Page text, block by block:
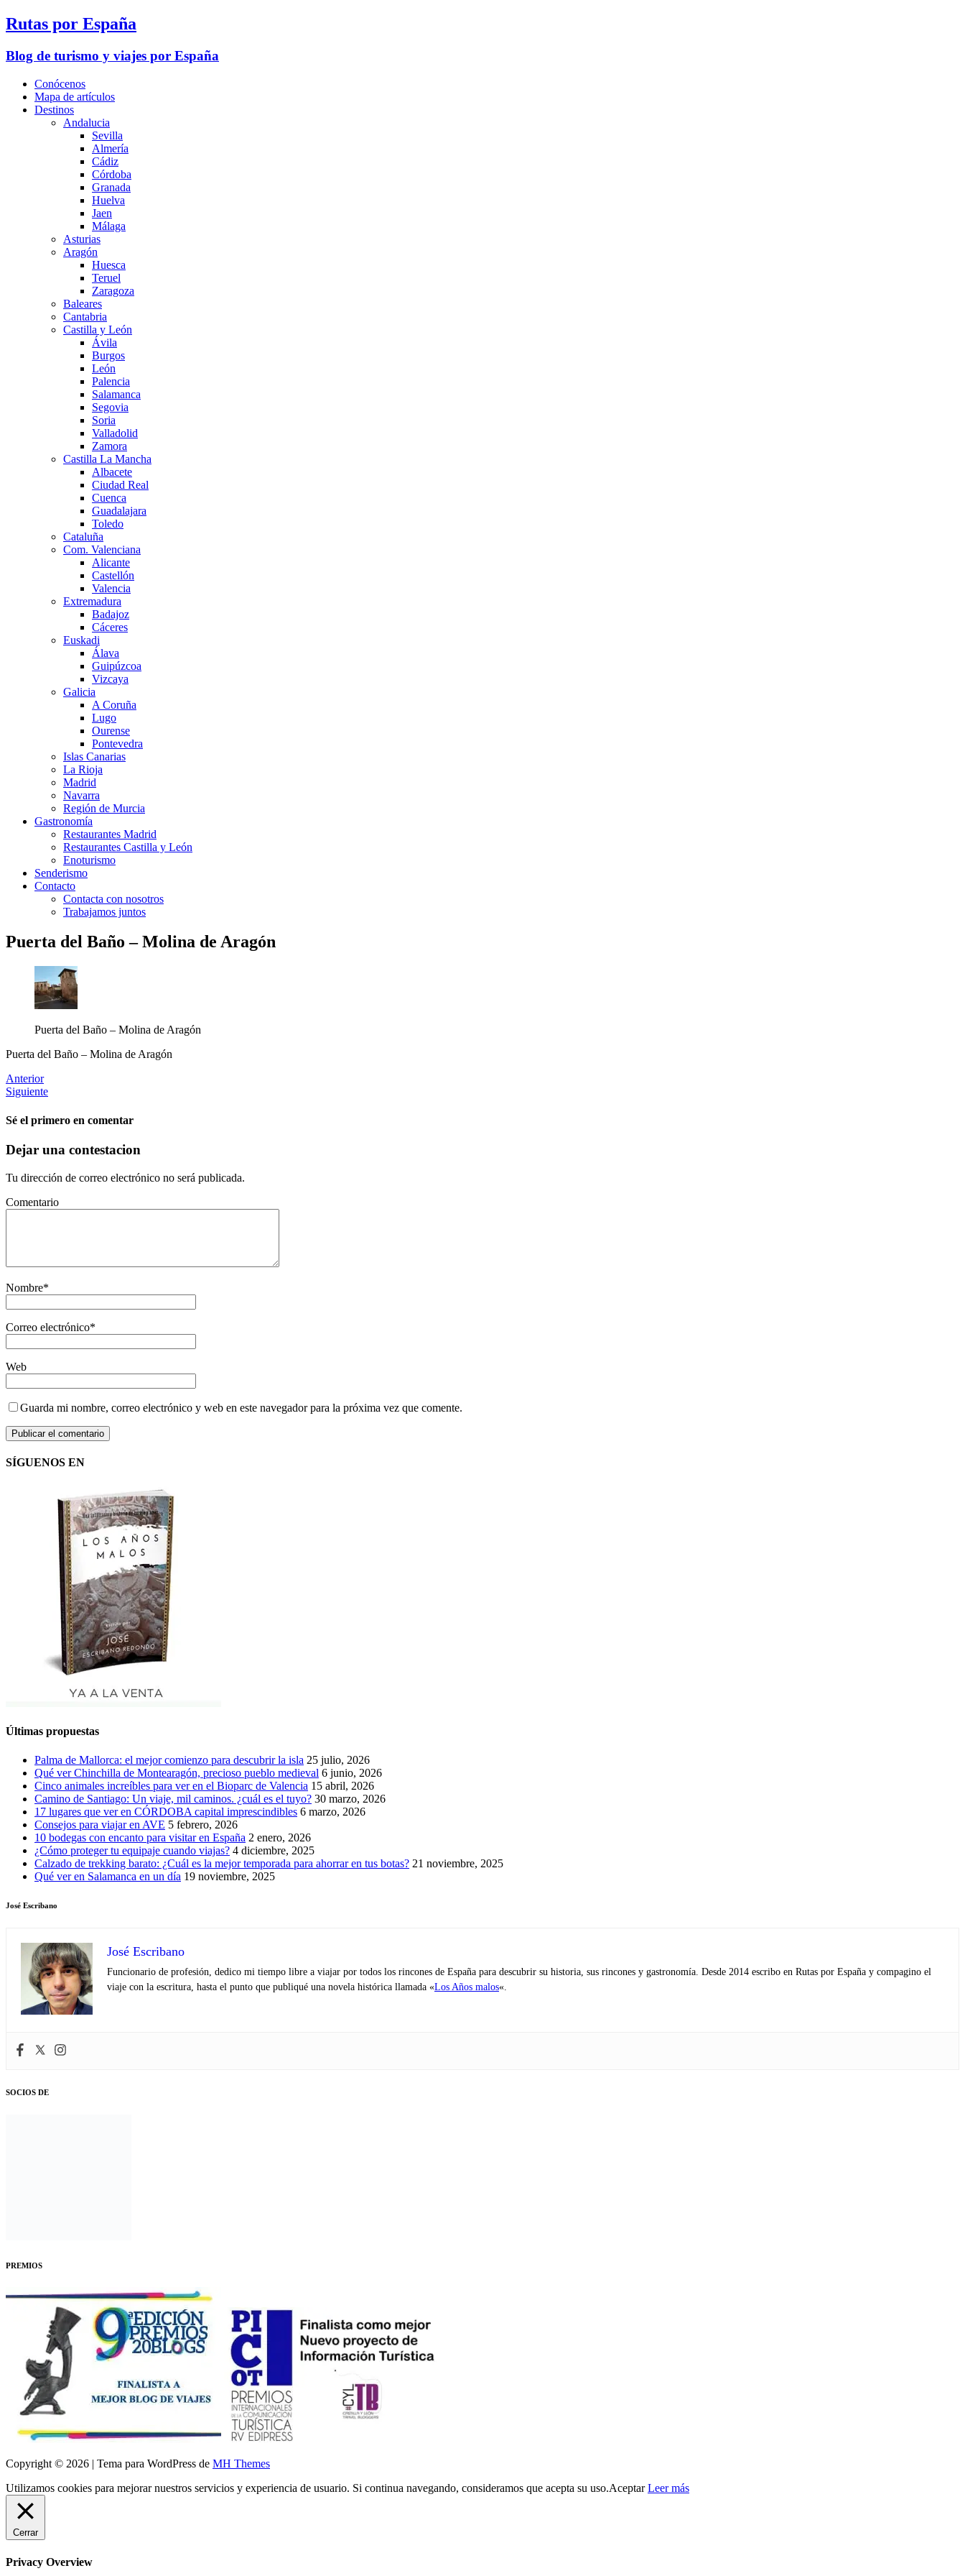
Rutas por España
Blog de turismo y viajes por España
Conócenos
Mapa de artículos
Destinos
Andalucia
Sevilla
Almería
Cádiz
Córdoba
Granada
Huelva
Jaen
Málaga
Asturias
Aragón
Huesca
Teruel
Zaragoza
Baleares
Cantabria
Castilla y León
Ávila
Burgos
León
Palencia
Salamanca
Segovia
Soria
Valladolid
Zamora
Castilla La Mancha
Albacete
Ciudad Real
Cuenca
Guadalajara
Toledo
Cataluña
Com. Valenciana
Alicante
Castellón
Valencia
Extremadura
Badajoz
Cáceres
Euskadi
Álava
Guipúzcoa
Vizcaya
Galicia
A Coruña
Lugo
Ourense
Pontevedra
Islas Canarias
La Rioja
Madrid
Navarra
Región de Murcia
Gastronomía
Restaurantes Madrid
Restaurantes Castilla y León
Enoturismo
Senderismo
Contacto
Contacta con nosotros
Trabajamos juntos
Puerta del Baño – Molina de Aragón
Puerta del Baño – Molina de Aragón
Puerta del Baño – Molina de Aragón
Anterior
Siguiente
Sé el primero en comentar
Dejar una contestacion
Tu dirección de correo electrónico no será publicada.
Comentario
Nombre*
Correo electrónico*
Web
Guarda mi nombre, correo electrónico y web en este navegador para la próxima vez que comente.
SÍGUENOS EN
Últimas propuestas
Palma de Mallorca: el mejor comienzo para descubrir la isla 25 julio, 2026
Qué ver Chinchilla de Montearagón, precioso pueblo medieval 6 junio, 2026
Cinco animales increíbles para ver en el Bioparc de Valencia 15 abril, 2026
Camino de Santiago: Un viaje, mil caminos. ¿cuál es el tuyo? 30 marzo, 2026
17 lugares que ver en CÓRDOBA capital imprescindibles 6 marzo, 2026
Consejos para viajar en AVE 5 febrero, 2026
10 bodegas con encanto para visitar en España 2 enero, 2026
¿Cómo proteger tu equipaje cuando viajas? 4 diciembre, 2025
Calzado de trekking barato: ¿Cuál es la mejor temporada para ahorrar en tus botas? 21 noviembre, 2025
Qué ver en Salamanca en un día 19 noviembre, 2025
José Escribano
José Escribano
Funcionario de profesión, dedico mi tiempo libre a viajar por todos los rincones de España para descubrir su historia, sus rincones y gastronomía. Desde 2014 escribo en Rutas por España y compagino el
viaje con la escritura, hasta el punto que publiqué una novela histórica llamada «Los Años malos«.
SOCIOS DE
PREMIOS
Copyright © 2026 | Tema para WordPress de MH Themes
Utilizamos cookies para mejorar nuestros servicios y experiencia de usuario. Si continua navegando, consideramos que acepta su uso.Aceptar Leer más
Cerrar
Privacy Overview